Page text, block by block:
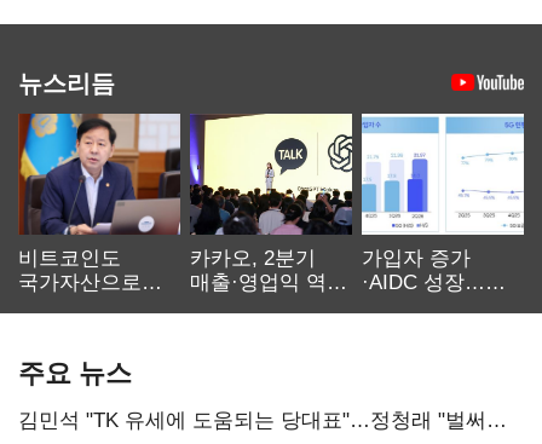
뉴스리듬
비트코인도
국가자산으로…'
카카오, 2분기
매출·영업익 역대
가입자 증가
·AIDC 성장…
주요 뉴스
김민석 "TK 유세에 도움되는 당대표"…정청래 "벌써